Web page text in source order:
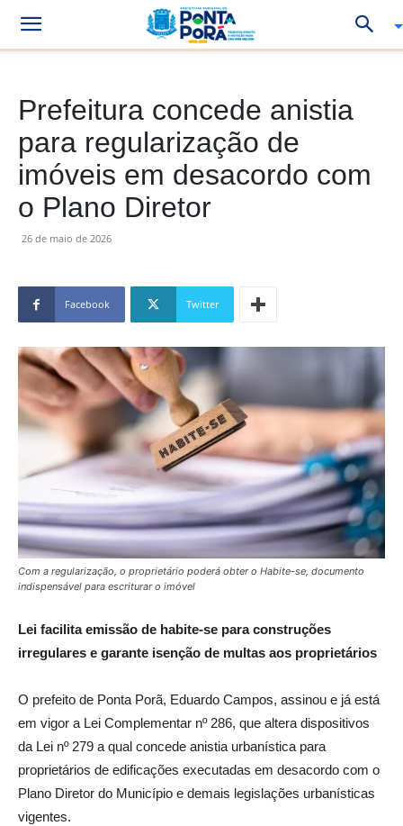
Prefeitura concede anistia
para regularização de
imóveis em desacordo com
o Plano Diretor
26 de maio de 2026
Facebook Twitter
Com a regularização, o proprietário poderá obter o Habite-se, documento
indispensável para escriturar o imóvel
Lei facilita emissão de habite-se para construções
irregulares e garante isenção de multas aos proprietários
O prefeito de Ponta Porã, Eduardo Campos, assinou e já está
em vigor a Lei Complementar nº 286, que altera dispositivos
da Lei nº 279 a qual concede anistia urbanística para
proprietários de edificações executadas em desacordo com o
Plano Diretor do Município e demais legislações urbanísticas
vigentes.